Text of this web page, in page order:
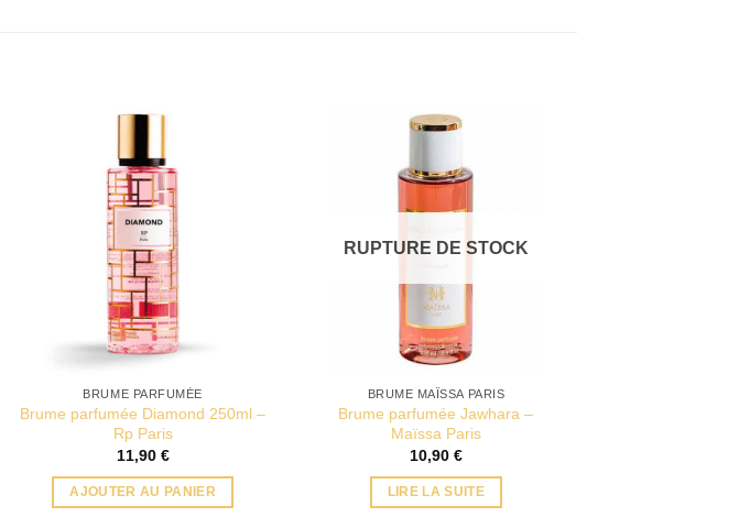
BRUME PARFUMÉE
Brume parfumée Diamond 250ml –
Rp Paris
11,90 €
AJOUTER AU PANIER
RUPTURE DE STOCK
BRUME MAÏSSA PARIS
Brume parfumée Jawhara –
Maïssa Paris
10,90 €
LIRE LA SUITE